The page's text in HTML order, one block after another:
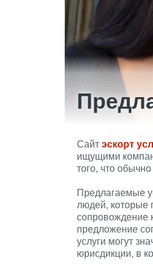
Сайтэскорт
ищущими
того, что
Предлагаемые
людей, которые
сопровождение
предложение
услуги могут
юрисдикции, в